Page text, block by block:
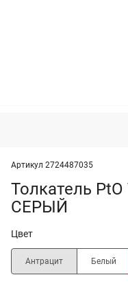
Артикул 2724487035
Толкатель
СЕРЫЙ
Цвет
Антрацит Белый